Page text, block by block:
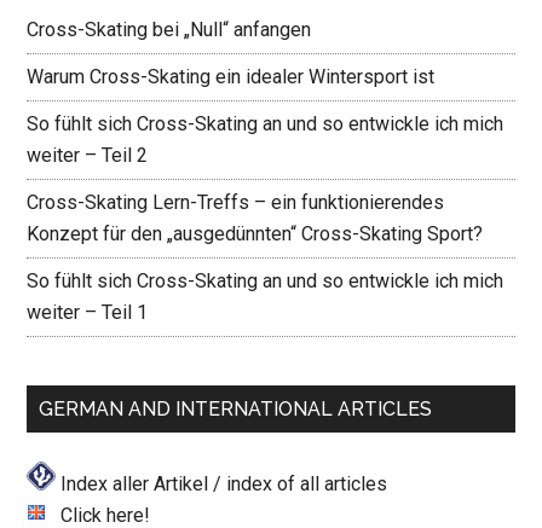
Cross-Skating bei „Null“ anfangen
Warum Cross-Skating ein idealer Wintersport ist
So fühlt sich Cross-Skating an und so entwickle ich mich
weiter – Teil 2
Cross-Skating Lern-Treffs – ein funktionierendes
Konzept für den „ausgedünnten“ Cross-Skating Sport?
So fühlt sich Cross-Skating an und so entwickle ich mich
weiter – Teil 1
GERMAN AND INTERNATIONAL ARTICLES
Index aller Artikel / index of all articles
Click here!